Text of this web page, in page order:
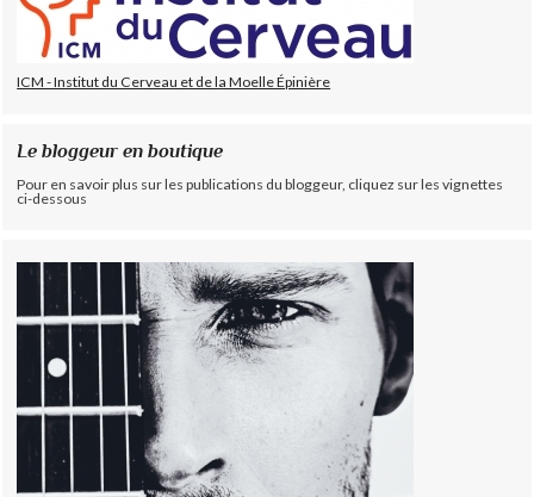
ICM - Institut du Cerveau et de la Moelle Épinière
Le bloggeur en boutique
Pour en savoir plus sur les publications du bloggeur, cliquez sur les vignettes
ci-dessous